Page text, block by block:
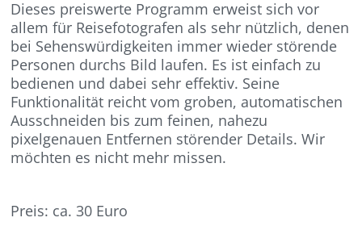
Dieses preiswerte Programm erweist sich vor
allem für Reisefotografen als sehr nützlich, denen
bei Sehenswürdigkeiten immer wieder störende
Personen durchs Bild laufen. Es ist einfach zu
bedienen und dabei sehr effektiv. Seine
Funktionalität reicht vom groben, automatischen
Ausschneiden bis zum feinen, nahezu
pixelgenauen Entfernen störender Details. Wir
möchten es nicht mehr missen.
Preis: ca. 30 Euro